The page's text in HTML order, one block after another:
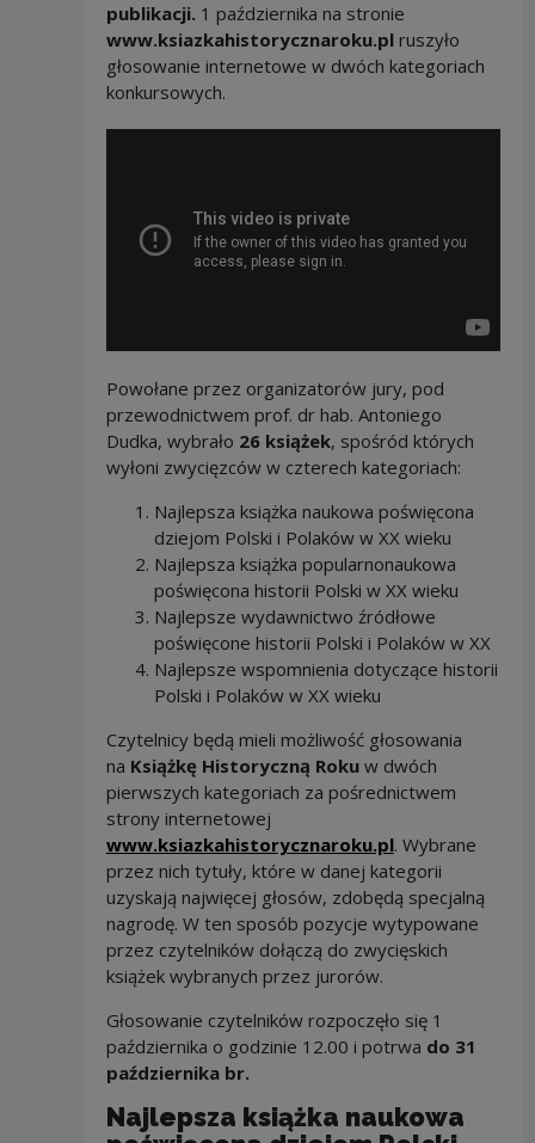
publikacji. 1 października na stronie
www.ksiazkahistorycznaroku.pl ruszyło
głosowanie internetowe w dwóch kategoriach
konkursowych.
Powołane przez organizatorów jury, pod
przewodnictwem prof. dr hab. Antoniego
Dudka, wybrało 26 książek, spośród których
wyłoni zwycięzców w czterech kategoriach:
Najlepsza książka naukowa poświęcona
dziejom Polski i Polaków w XX wieku
Najlepsza książka popularnonaukowa
poświęcona historii Polski w XX wieku
Najlepsze wydawnictwo źródłowe
poświęcone historii Polski i Polaków w XX
Najlepsze wspomnienia dotyczące historii
Polski i Polaków w XX wieku
Czytelnicy będą mieli możliwość głosowania
na Książkę Historyczną Rokuw dwóch
pierwszych kategoriach za pośrednictwem
strony internetowejNote, the link will open in a
www.ksiazkahistorycznaroku.plNote, the link
. Wybrane
przez nich tytuły, które w danej kategorii
uzyskają najwięcej głosów, zdobędą specjalną
nagrodę. W ten sposób pozycje wytypowane
przez czytelników dołączą do zwycięskich
książek wybranych przez jurorów.
Głosowanie czytelników rozpoczęło się 1
października o godzinie 12.00 i potrwa do 31
października br.
Najlepsza książka naukowa